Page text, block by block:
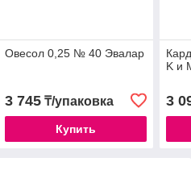
Овесол 0,25 № 40 Эвалар
3 745₸/упаковка
Купить
K и
3